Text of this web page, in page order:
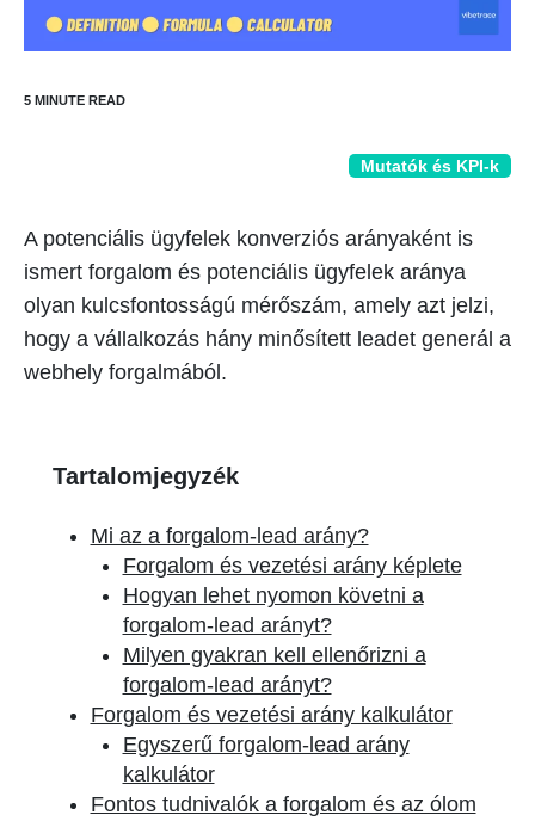
Mutatók és KPI-k
A potenciális ügyfelek konverziós arányaként is
ismert forgalom és potenciális ügyfelek aránya
olyan kulcsfontosságú mérőszám, amely azt jelzi,
hogy a vállalkozás hány minősített leadet generál a
webhely forgalmából.
Tartalomjegyzék
Mi az a forgalom-lead arány?
Forgalom és vezetési arány képlete
Hogyan lehet nyomon követni a
forgalom-lead arányt?
Milyen gyakran kell ellenőrizni a
forgalom-lead arányt?
Forgalom és vezetési arány kalkulátor
Egyszerű forgalom-lead arány
kalkulátor
Fontos tudnivalók a forgalom és az ólom